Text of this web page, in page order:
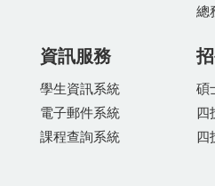
總
資訊服務
學生資訊系統
電子郵件系統
課程查詢系統
碩
四
四